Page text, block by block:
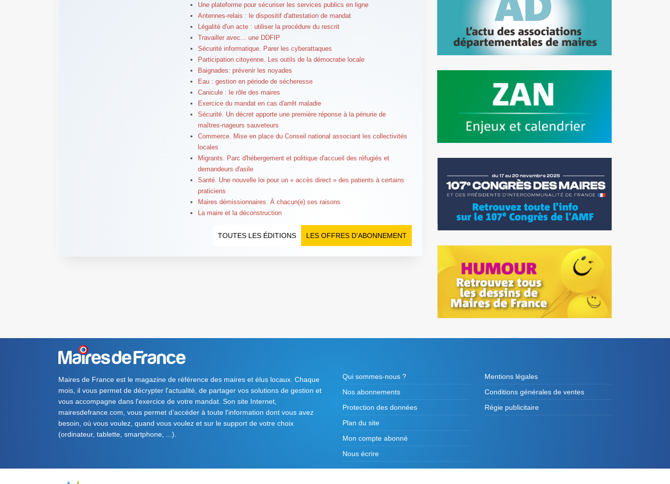
Une plateforme pour sécuriser les services publics en ligne
Antennes-relais : le dispositif d'attestation de mandat
Légalité d'un acte : utiliser la procédure du rescrit
Travailler avec... une DDFIP
Sécurité informatique. Parer les cyberattaques
Participation citoyenne. Les outils de la démocratie locale
Baignades: prévenir les noyades
Eau : gestion en période de sécheresse
Canicule : le rôle des maires
Exercice du mandat en cas d'arrêt maladie
Sécurité. Un décret apporte une première réponse à la pénurie de
maîtres-nageurs sauveteurs
Commerce. Mise en place du Conseil national associant les collectivités
locales
Migrants. Parc d'hébergement et politique d'accueil des réfugiés et
demandeurs d'asile
Santé. Une nouvelle loi pour un « accès direct » des patients à certains
praticiens
Maires démissionnaires. À chacun(e) ses raisons
La maire et la déconstruction
LES OFFRES D’ABONNEMENT
TOUTES LES ÉDITIONS
Maires de France est le magazine de référence des maires et élus locaux. Chaque
mois, il vous permet de décrypter l'actualité, de partager vos solutions de gestion et
vous accompagne dans l'exercice de votre mandat. Son site Internet,
mairesdefrance.com, vous permet d’accéder à toute l'information dont vous avez
besoin, où vous voulez, quand vous voulez et sur le support de votre choix
(ordinateur, tablette, smartphone, ...).
Qui sommes-nous ?
Nos abonnements
Protection des données
Plan du site
Mon compte abonné
Nous écrire
Mentions légales
Conditions générales de ventes
Régie publicitaire